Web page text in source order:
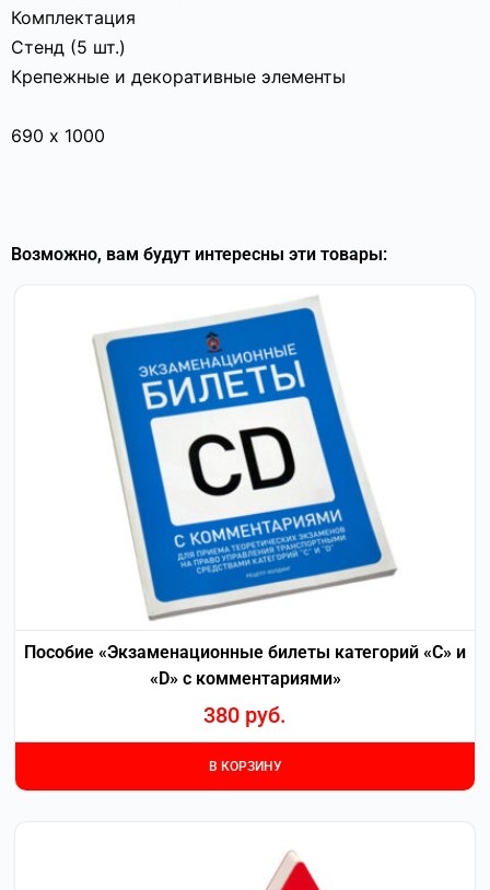
Комплектация
Стенд (5 шт.)
Крепежные и декоративные элементы
690 х 1000
Возможно, вам будут интересны эти товары:
Пособие «Экзаменационные билеты категорий «С» и
«D» с комментариями»
380 руб.
В КОРЗИНУ